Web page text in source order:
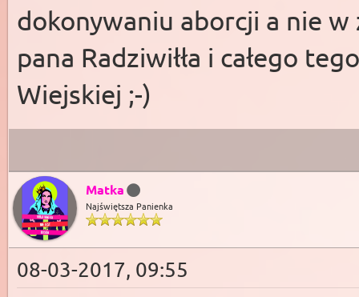
dokonywaniu aborcji a nie
pana Radziwiłła i całego
Wiejskiej ;-)
Matka
Najświętsza Panienka
08-03-2017, 09:55